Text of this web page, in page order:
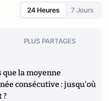
24 Heures 7 Jours
PLUS PARTAGES
que la moyenne
consécutive : jusqu'où
?